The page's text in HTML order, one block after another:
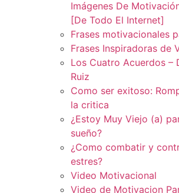
Imágenes De
[De Todo El Internet]
Frases motivacionales
Frases Inspiradoras de
Los Cuatro Acuerdos –
Ruiz
Como ser exitoso:
la critica
¿Estoy Muy Viejo (a)
sueño?
¿Como combatir y
estres?
Video Motivacional
Video de Motivacion